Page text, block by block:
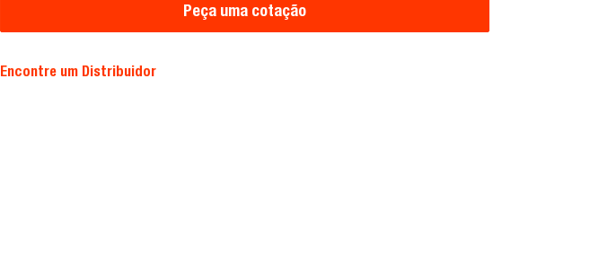
Peça uma cotação
Encontre um Distribuidor